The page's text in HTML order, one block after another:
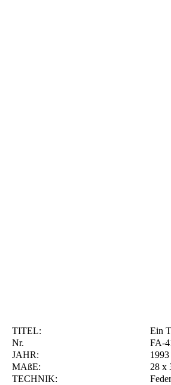
TITEL:
Ein
Nr.
FA-
JAHR:
1993
MAßE:
28 x
TECHNIK: